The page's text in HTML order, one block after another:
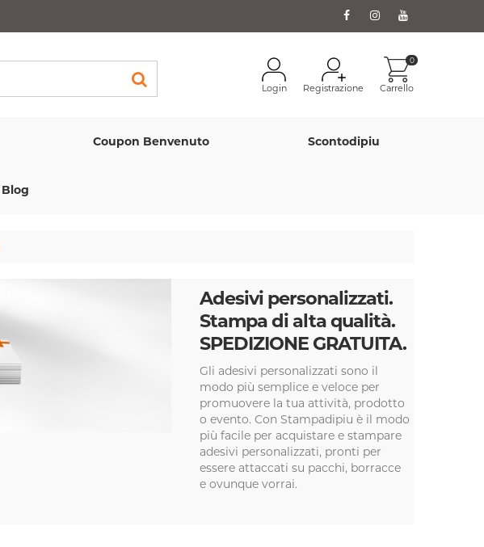
Login Registrazione Carrello
0
Coupon Benvenuto Scontodipiu
Blog
Adesivi personalizzati.
Stampa di alta qualità.
SPEDIZIONE GRATUITA.
Gli adesivi personalizzati sono il
modo più semplice e veloce per
promuovere la tua attività, prodotto
o evento. Con Stampadipiu è il modo
più facile per acquistare e stampare
adesivi personalizzati, pronti per
essere attaccati su pacchi, borracce
e ovunque vorrai.